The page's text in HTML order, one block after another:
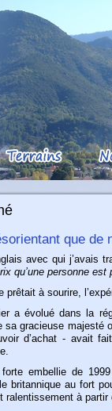
que
avec qui j’avais
qu’une personne
à sourire,
a évolué dans la
sa gracieuse majesté
d’achat - avait
embellie de
britannique au fort
ralentissement à partir